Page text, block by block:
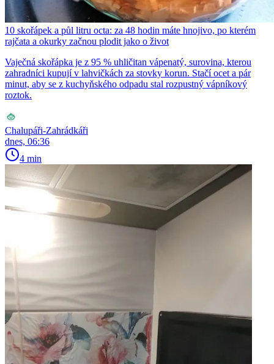
10 skořápek a půl litru octa: za 48 hodin máte hnojivo, po kterém
rajčata a okurky začnou plodit jako o život
Vaječná skořápka je z 95 % uhličitan vápenatý, surovina, kterou
zahradníci kupují v lahvičkách za stovky korun. Stačí ocet a pár
minut, aby se z kuchyňského odpadu stal rozpustný vápníkový
roztok.
Chalupáři-Zahrádkáři
dnes, 06:36
4 min